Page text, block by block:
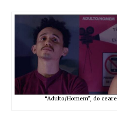
“Adulto/Homem”, do